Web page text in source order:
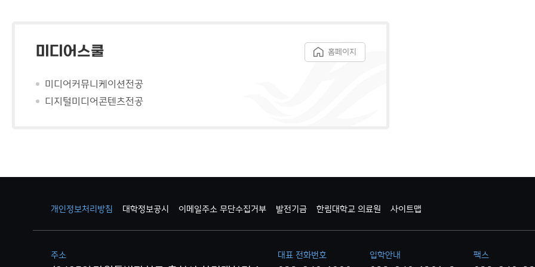
미디어스쿨 홈페이지
미디어커뮤니케이션전공
디지털미디어콘텐츠전공
개인정보처리방침 대학정보공시 이메일주소 무단수집거부 발전기금 한림대학교 의료원 사이트맵
주소 대표 전화번호 입학안내 팩스